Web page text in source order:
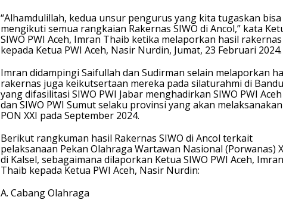
“Alhamdulillah, kedua unsur pengurus yang kita tugaskan bisa
mengikuti semua rangkaian Rakernas SIWO di Ancol,” kata
SIWO PWI Aceh, Imran Thaib ketika melaporkan hasil rakernas
kepada Ketua PWI Aceh, Nasir Nurdin, Jumat, 23 Februari 2024.
Imran didampingi Saifullah dan Sudirman selain melaporkan
rakernas juga keikutsertaan mereka pada silaturahmi di
yang difasilitasi SIWO PWI Jabar menghadirkan SIWO PWI Aceh
dan SIWO PWI Sumut selaku provinsi yang akan melaksanakan
PON XXI pada September 2024.
Berikut rangkuman hasil Rakernas SIWO di Ancol terkait
pelaksanaan Pekan Olahraga Wartawan Nasional (Porwanas)
di Kalsel, sebagaimana dilaporkan Ketua SIWO PWI Aceh, Imran
Thaib kepada Ketua PWI Aceh, Nasir Nurdin:
A. Cabang Olahraga